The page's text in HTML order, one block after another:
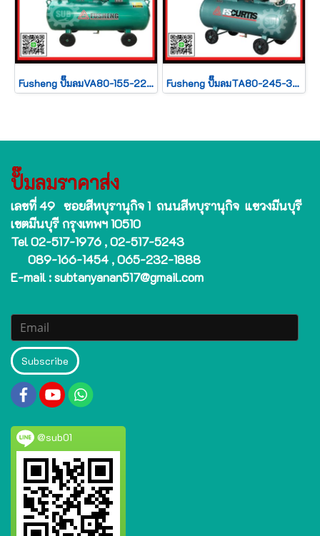
Fusheng ปั๊มลมVA80-155-220 +มอเตอร์ 3 HP 155L 2สูบ 220V ประกัน2ปี Fusheng ปั๊มลมTA80-245-380 +มอเตอร์ 5 HP 245L 3สูบ 380V ประกัน2ปี
ปั๊มลมราคาส่ง
เลขที่ 49 ซอยสีหบุรานุกิจ 1 ถนนสีหบุรานุกิจ แขวงมีนบุรี
เขตมีนบุรี กรุงเทพฯ 10510
Tel 02-517-1976 , 02-517-5243
089-166-1454 , 065-232-1888
E-mail : subtanyanan517@gmail.com
Subscribe
@sub01